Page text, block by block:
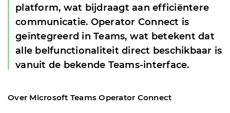
platform, wat bijdraagt aan efficiëntere
communicatie. Operator Connect is
geïntegreerd in Teams, wat betekent dat
alle belfunctionaliteit direct beschikbaar is
vanuit de bekende Teams-interface.
Over Microsoft Teams Operator Connect